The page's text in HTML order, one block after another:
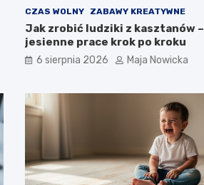
CZAS WOLNY ZABAWY KREATYWNE
Jak zrobić ludziki z kasztanów –
jesienne prace krok po kroku
6 sierpnia 2026 Maja Nowicka